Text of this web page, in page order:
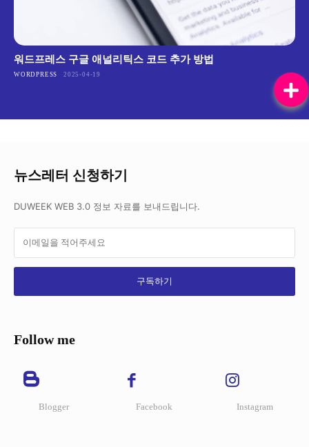
워드프레스 구글 애널리틱스 코드 추가 방법
WORDPRESS 2025-04-19
뉴스레터 신청하기
DUWEEK WEB 3.0 정보 자료를 보내드립니다.
구독하기
Follow me
Blogger Facebook Instagram